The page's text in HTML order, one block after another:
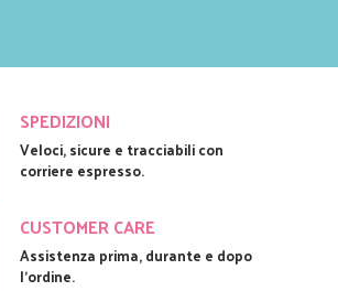
SPEDIZIONI
Veloci, sicure e tracciabili con
corriere espresso.
CUSTOMER CARE
Assistenza prima, durante e dopo
l'ordine.